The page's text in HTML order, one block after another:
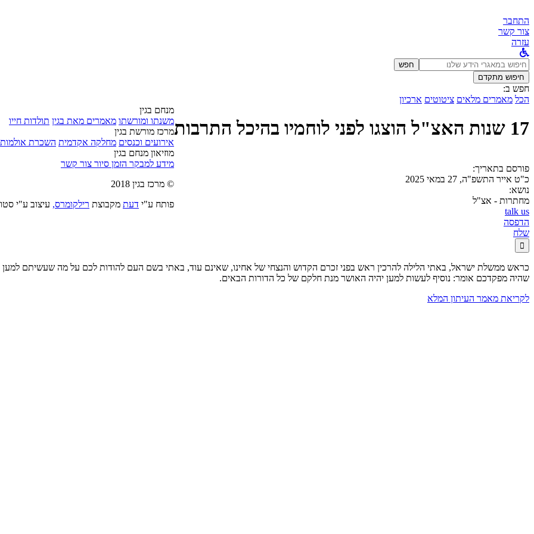
התחבר
צור קשר
עזרה
לחפש
ב:
חפש
חיפוש מתקדם
חפש ב:
הכל מאמרים מלאים ציטוטים ארכיון
17 שנות האצ"ל הוצגו לפני לוחמיו בהיכל התרבות
פורסם בתאריך:
כ"ט אייר התשפ"ה, 27 במאי 2025
נושא:
מחתרות - אצ"ל
talk us
הדפסה
שלח

כראש ממשלת ישראל, באתי הלילה להרכין ראש בפני זכרם הקדוש והנצחי של אחינו, שאינם עוד, באתי בשם העם להודות לכם על מה שעשיתם למען
שהיה מפקדכם אומר: נוסיף לעשות למען יהיה האושר מנת חלקם של כל הדורות הבאים.
לקריאת מאמר העיתון המלא
מנחם בגין
משנתו ומורשתו מאמרים מאת בגין תולדות חייו
מרכז מורשת בגין
אירועים וכנסים מחלקה אקדמית השכרת אולמות
מוזיאון מנחם בגין
מידע למבקר הזמן סיור צור קשר
© מרכז בגין 2018
פותח ע"י דעת מקבוצת רילקומרס, עיצוב ע"י